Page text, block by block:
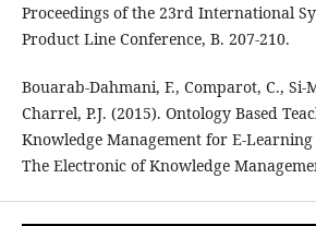
Proceedings of the 23rd International
Product Line Conference, B. 207-210.
Bouarab-Dahmani, F., Comparot, C., Si-
Charrel, P.J. (2015). Ontology Based
Knowledge Management for E-Learning
The Electronic of Knowledge